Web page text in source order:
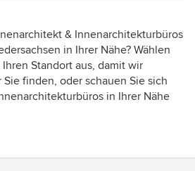
& Innenarchitekturbüros
in Ihrer Nähe? Wählen
Standort aus, damit wir
finden, oder schauen Sie sich
in Ihrer Nähe